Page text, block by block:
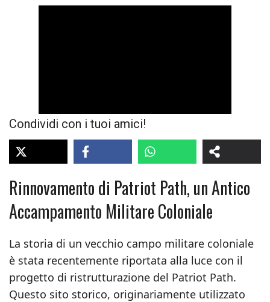
Condividi con i tuoi amici!
Rinnovamento di Patriot Path, un Antico
Accampamento Militare Coloniale
La storia di un vecchio campo militare coloniale
è stata recentemente riportata alla luce con il
progetto di ristrutturazione del Patriot Path.
Questo sito storico, originariamente utilizzato